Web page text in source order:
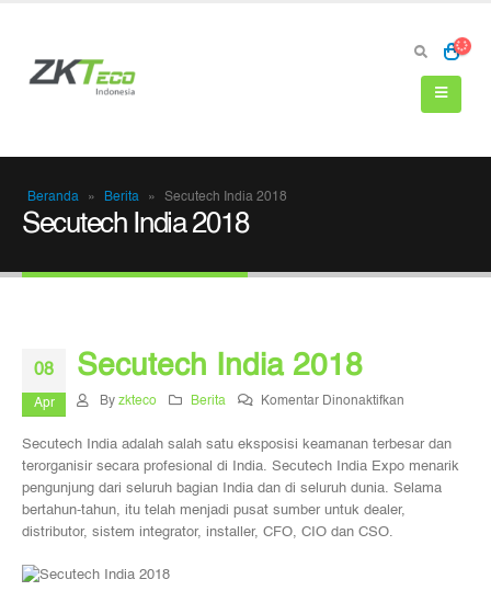
Beranda » Berita » Secutech India 2018
Secutech India 2018
08
Apr
Secutech India 2018
By zkteco Berita Komentar Dinonaktifkan
India
2018
Secutech India adalah salah satu eksposisi keamanan terbesar dan
terorganisir secara profesional di India. Secutech India Expo menarik
pengunjung dari seluruh bagian India dan di seluruh dunia. Selama
bertahun-tahun, itu telah menjadi pusat sumber untuk dealer,
distributor, sistem integrator, installer, CFO, CIO dan CSO.